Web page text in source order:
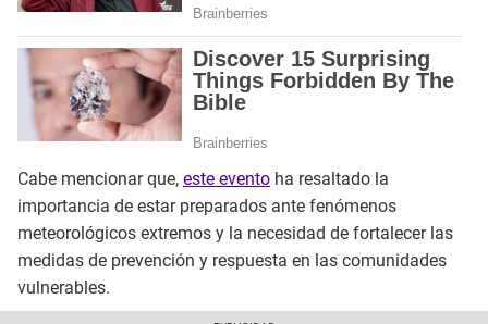
Cabe mencionar que, este evento ha resaltado la
importancia de estar preparados ante fenómenos
meteorológicos extremos y la necesidad de fortalecer las
medidas de prevención y respuesta en las comunidades
vulnerables.